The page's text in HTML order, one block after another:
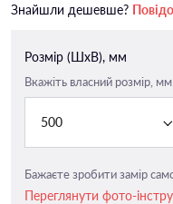
Знайшли дешевше?
Розмір (ШxВ), мм
Вкажіть власний розмір, мм
500
Бажаєте зробити замір
Переглянути фото-